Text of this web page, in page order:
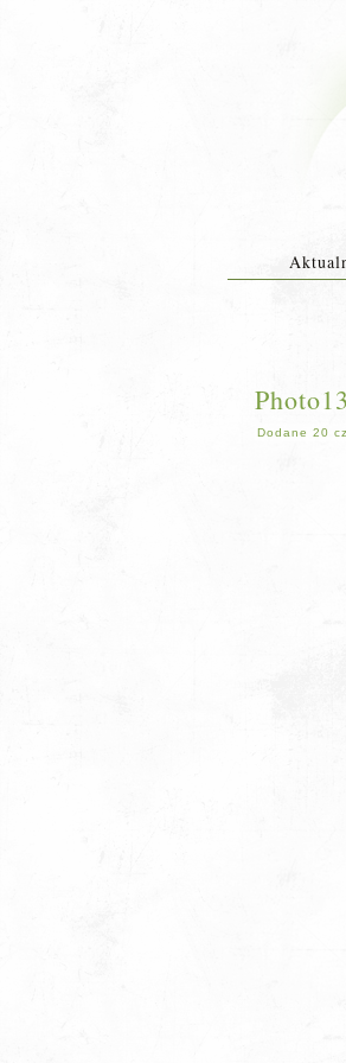
Photo13
Dodane 20